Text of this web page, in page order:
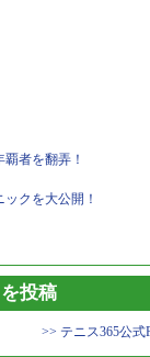
者を翻弄！
クを大公開！
投稿
>> テニス365公式